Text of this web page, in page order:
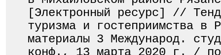
[Электронный ресурс] //
туризма и гостеприимства в
материалы 3 Международ.
конф., 13 марта 2020 г. /